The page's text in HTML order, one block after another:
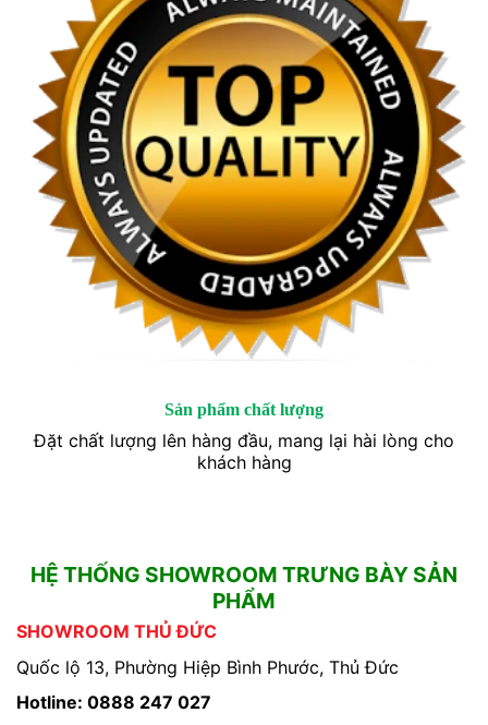
Sản phẩm chất lượng
Đặt chất lượng lên hàng đầu, mang lại hài lòng cho
khách hàng
HỆ THỐNG SHOWROOM TRƯNG BÀY SẢN
PHẨM
SHOWROOM THỦ ĐỨC
Quốc lộ 13, Phường Hiệp Bình Phước, Thủ Đức
Hotline: 0888 247 027